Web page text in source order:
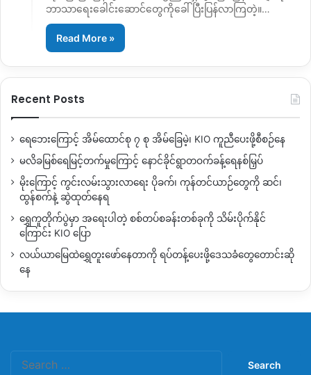
ဘာသာရေးခေါင်းဆောင်တွေကိုခေါ်ပြီးပြန်လာကြတဲ့။…
Read More »
Recent Posts
ရေဘေးကြောင့် အိမ်ထောင်စု ၇ စု အိမ်ခြေမဲ့၊ KIO ကူညီပေးဖို့စီစဉ်နေ
မလိခမြစ်ရေမြင့်တက်မှုကြောင့် နောင်ခိုင်ရွာတဝက်ခန့်ရေနစ်မြှပ်
မိုးကြောင့် ကွင်းလမ်းသွားလာရေး ပိုခက်၊ ကုန်တင်ယာဉ်တွေကို ဆင်၊
ထွန်စက်နဲ့ ဆွဲထုတ်နေရ
ရွှေကူတိုက်ပွဲမှာ အရေးပါတဲ့ စစ်တပ်စခန်းတစ်ခုကို သိမ်းပိုက်နိုင်
ကြောင်း KIO ပြော
လယ်ယာမြေထဲရွှေတူးဖော်နေတာကို ရပ်တန့်ပေးဖို့ဒေသခံတွေတောင်းဆို
နေ